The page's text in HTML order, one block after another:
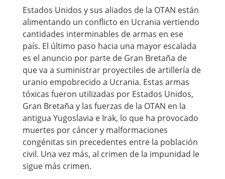
Estados Unidos y sus aliados de la OTAN están
alimentando un conflicto en Ucrania vertiendo
cantidades interminables de armas en ese
país. El último paso hacia una mayor escalada
es el anuncio por parte de Gran Bretaña de
que va a suministrar proyectiles de artillería de
uranio empobrecido a Ucrania. Estas armas
tóxicas fueron utilizadas por Estados Unidos,
Gran Bretaña y las fuerzas de la OTAN en la
antigua Yugoslavia e Irak, lo que ha provocado
muertes por cáncer y malformaciones
congénitas sin precedentes entre la población
civil. Una vez más, al crimen de la impunidad le
sigue más crimen.